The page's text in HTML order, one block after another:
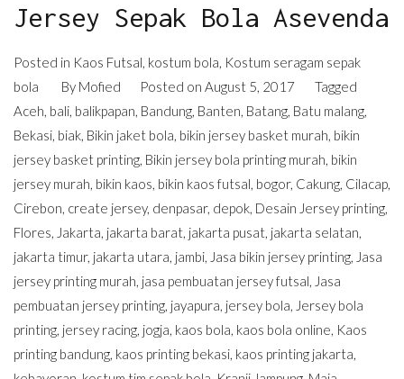
Jersey Sepak Bola Asevenda
Posted in Kaos Futsal, kostum bola, Kostum seragam sepak
bola
By Mofied Posted onAugust 5, 2017
Tagged
Aceh, bali, balikpapan, Bandung, Banten, Batang, Batu malang,
Bekasi, biak, Bikin jaket bola, bikin jersey basket murah, bikin
jersey basket printing, Bikin jersey bola printing murah, bikin
jersey murah, bikin kaos, bikin kaos futsal, bogor, Cakung, Cilacap,
Cirebon, create jersey, denpasar, depok, Desain Jersey printing,
Flores, Jakarta, jakarta barat, jakarta pusat, jakarta selatan,
jakarta timur, jakarta utara, jambi, Jasa bikin jersey printing, Jasa
jersey printing murah, jasa pembuatan jersey futsal, Jasa
pembuatan jersey printing, jayapura, jersey bola, Jersey bola
printing, jersey racing, jogja, kaos bola, kaos bola online, Kaos
printing bandung, kaos printing bekasi, kaos printing jakarta,